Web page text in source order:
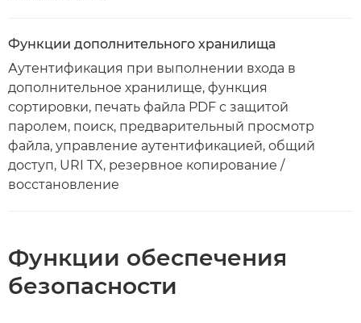
Функции дополнительного хранилища
Аутентификация при выполнении входа в
дополнительное хранилище, функция
сортировки, печать файла PDF с защитой
паролем, поиск, предварительный просмотр
файла, управление аутентификацией, общий
доступ, URI TX, резервное копирование /
восстановление
Функции обеспечения
безопасности